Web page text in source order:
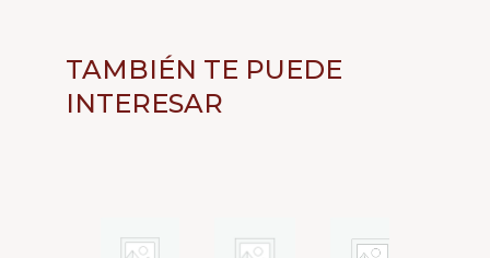
TAMBIÉN TE PUEDE
INTERESAR